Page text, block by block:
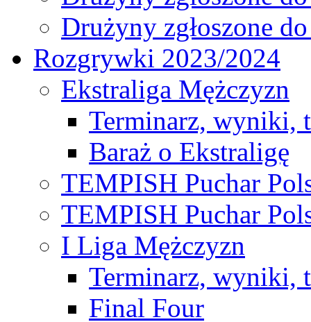
Drużyny zgłoszone
Rozgrywki 2023/2024
Ekstraliga Mężczyzn
Terminarz, wyniki,
Baraż o Ekstraligę
TEMPISH Puchar
TEMPISH Puchar
I Liga Mężczyzn
Terminarz, wyniki,
Final Four